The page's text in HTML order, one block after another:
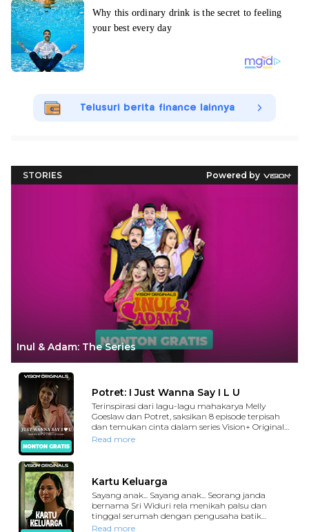
Telusuri berita finance lainnya